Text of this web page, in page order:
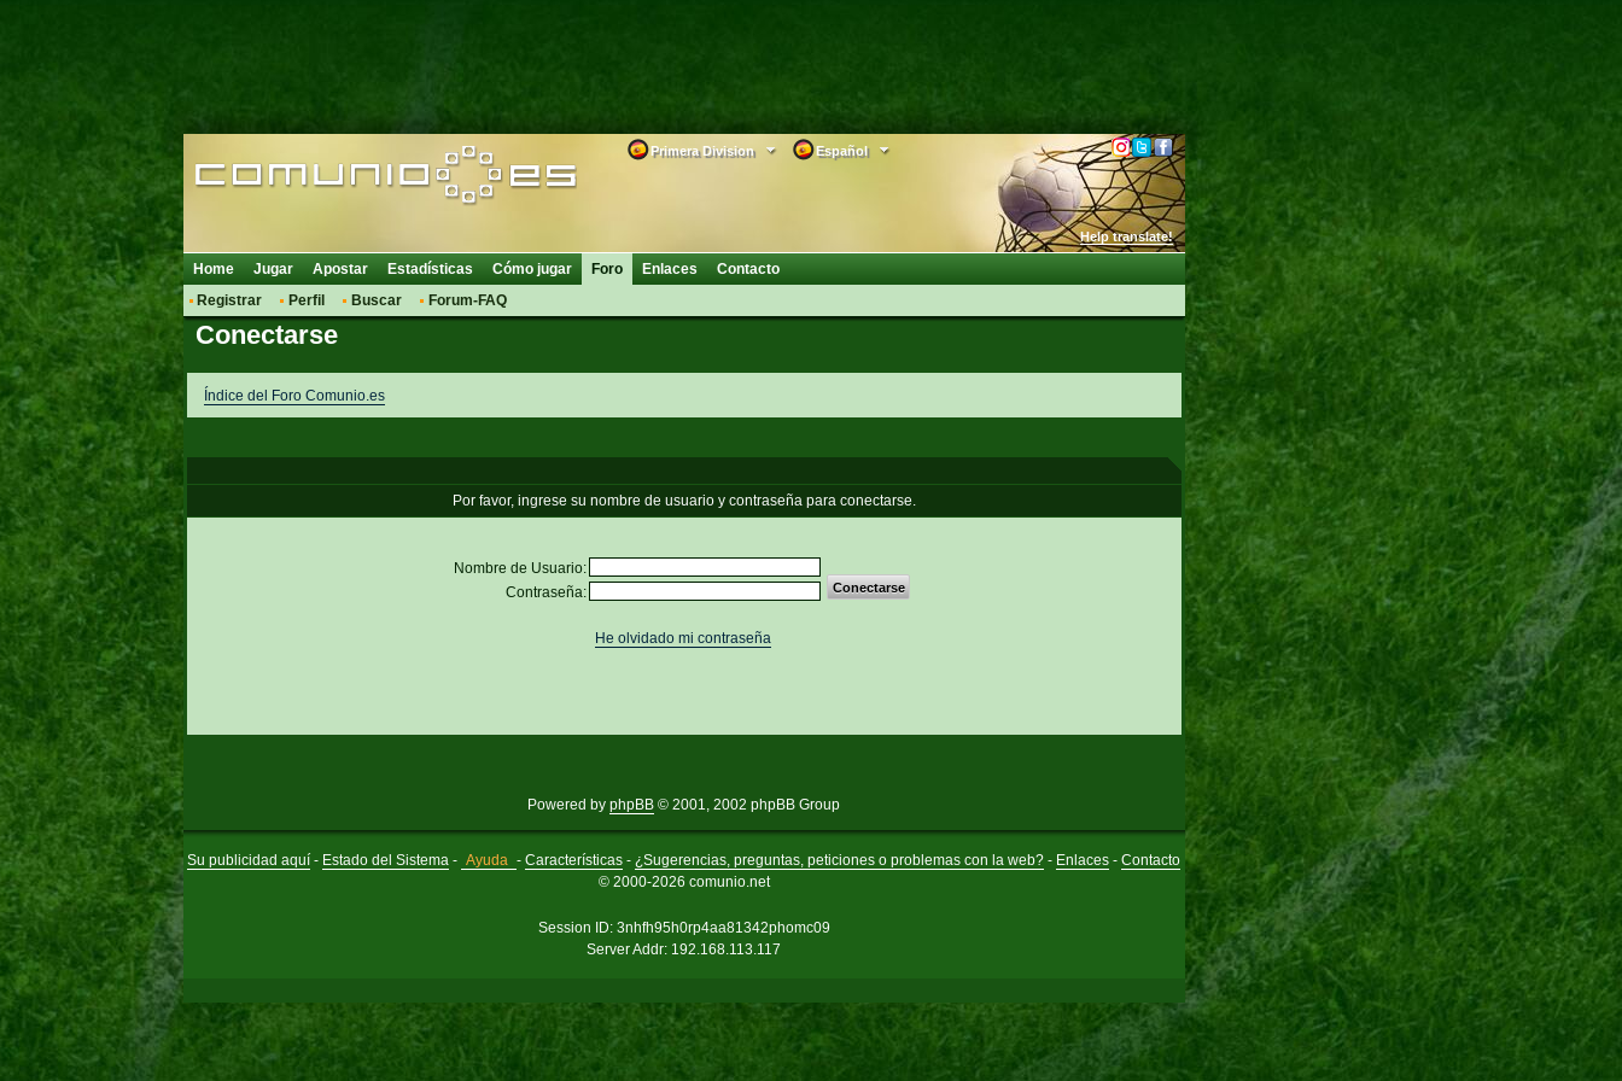
Español
Primera Division
Help translate!
Home Jugar Apostar Estadísticas Cómo jugar
Foro
Registrar
Perfil Buscar Forum-FAQ
Enlaces Contacto
Conectarse
Índice del Foro Comunio.es
Por favor, ingrese su nombre de usuario y contraseña para conectarse.
Nombre de Usuario:
Contraseña:
He olvidado mi contraseña
Powered by phpBB © 2001, 2002 phpBB Group
Su publicidad aquí - Estado del Sistema - Ayuda - Características- ¿Sugerencias, preguntas, peticiones o problemas con la web?- Enlaces- Contacto
© 2000-2026 comunio.net
Session ID: 3nhfh95h0rp4aa81342phomc09
Server Addr: 192.168.113.117